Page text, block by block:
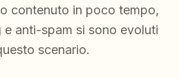
contenuto in poco tempo,
e anti-spam si sono evoluti
scenario.